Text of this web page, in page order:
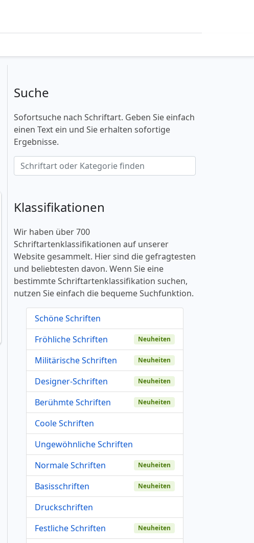
Suche
Sofortsuche nach Schriftart. Geben Sie einfach
einen Text ein und Sie erhalten sofortige
Ergebnisse.
Klassifikationen
Wir haben über 700
Schriftartenklassifikationen auf unserer
Website gesammelt. Hier sind die gefragtesten
und beliebtesten davon. Wenn Sie eine
bestimmte Schriftartenklassifikation suchen,
nutzen Sie einfach die bequeme Suchfunktion.
Schöne Schriften
Fröhliche Schriften
Neuheiten
Militärische Schriften Neuheiten
Designer-Schriften Neuheiten
Berühmte Schriften Neuheiten
Coole Schriften
Ungewöhnliche Schriften
Normale Schriften
Neuheiten
Basisschriften Neuheiten
Druckschriften
Festliche Schriften
Neuheiten